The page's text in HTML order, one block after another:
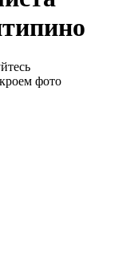
фото